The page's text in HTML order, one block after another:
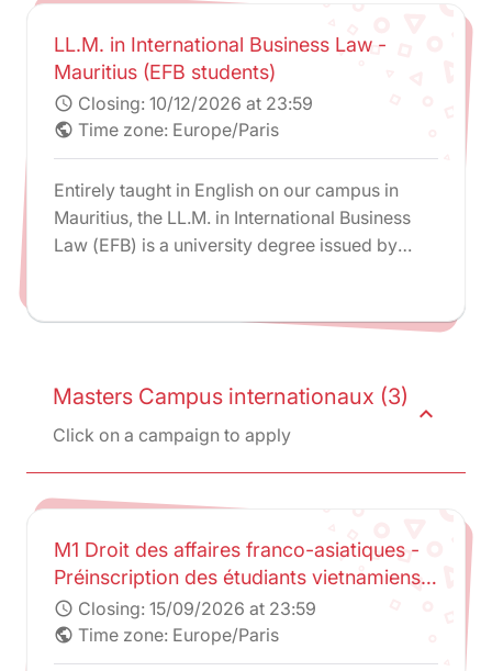
LL.M. in International Business Law -
Mauritius (EFB students)
schedule Closing: 10/12/2026 at 23:59
public Time zone: Europe/Paris
Entirely taught in English on our campus in
Mauritius, the LL.M. in International Business
Law (EFB) is a university degree issued by
French Bar students.
Masters Campus internationaux (3)
Click on a campaign to apply
expand_less
M1 Droit des affaires franco-asiatiques -
Préinscription des étudiants vietnamiens
et cambodgiens sélectionnés par UEL et
URDSE
schedule Closing: 15/09/2026 at 23:59
public Time zone: Europe/Paris